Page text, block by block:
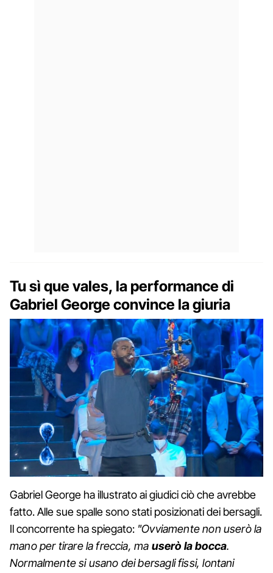
Tu sì que vales, la performance di
Gabriel George convince la giuria
Gabriel George ha illustrato ai giudici ciò che avrebbe
fatto. Alle sue spalle sono stati posizionati dei bersagli.
Il concorrente ha spiegato: "Ovviamente non userò la
mano per tirare la freccia, ma userò la bocca.
Normalmente si usano dei bersagli fissi, lontani